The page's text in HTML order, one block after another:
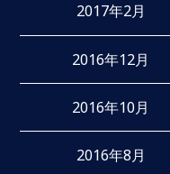
2017年2月
2016年12月
2016年10月
2016年8月